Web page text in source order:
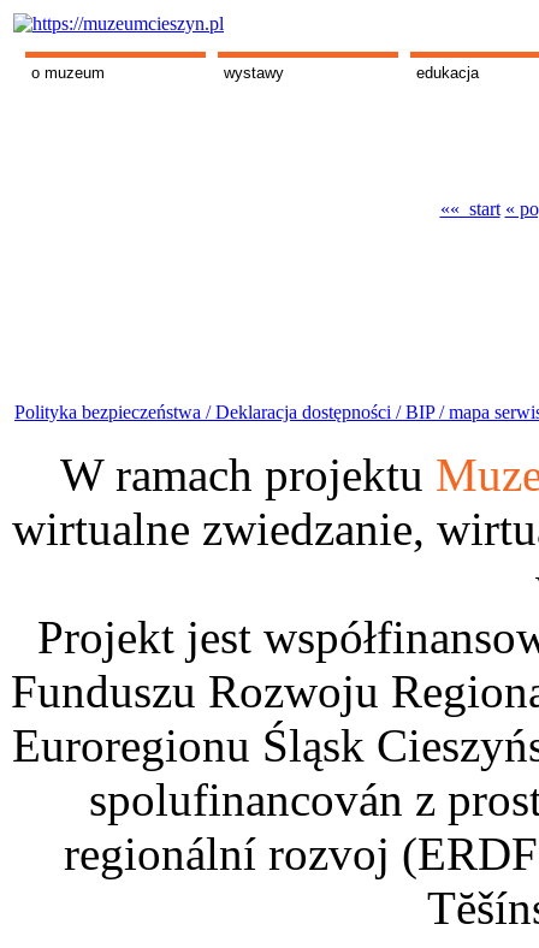
o muzeum wystawy edukacja
«« start «
Polityka bezpieczeństwa /Deklaracja dostępności /BIP /mapa
W ramach projektu
wirtualne zwiedzanie,
Projekt jest
Funduszu Rozwoju
Euroregionu Śląsk
spolufinancován z
regionální rozvoj